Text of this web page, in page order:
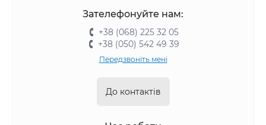
Зателефонуйте нам:
+38 (068) 225 32 05
+38 (050) 542 49 39
Передзвоніть мені
До контактів